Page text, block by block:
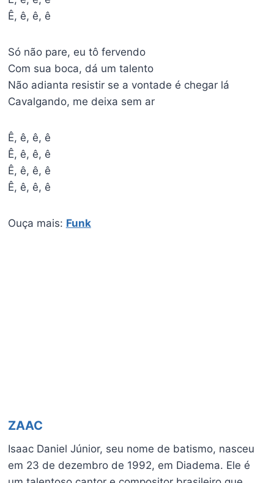
Ê, ê, ê, ê
Só não pare, eu tô fervendo
Com sua boca, dá um talento
Não adianta resistir se a vontade é chegar lá
Cavalgando, me deixa sem ar
Ê, ê, ê, ê
Ê, ê, ê, ê
Ê, ê, ê, ê
Ê, ê, ê, ê
Ouça mais: Funk
ZAAC
Isaac Daniel Júnior, seu nome de batismo, nasceu
em 23 de dezembro de 1992, em Diadema. Ele é